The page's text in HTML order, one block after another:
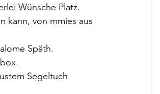
Wünsche Platz.
kann, von mmies aus
Späth.
Segeltuch